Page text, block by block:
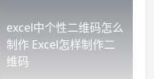
excel中个性二维码怎么
制作 Excel怎样制作二
维码